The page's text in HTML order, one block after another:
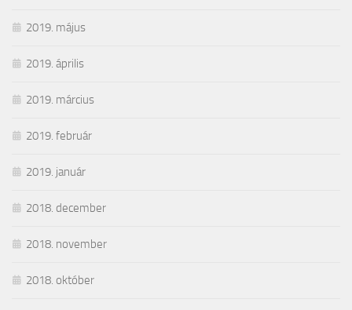
2019. május
2019. április
2019. március
2019. február
2019. január
2018. december
2018. november
2018. október